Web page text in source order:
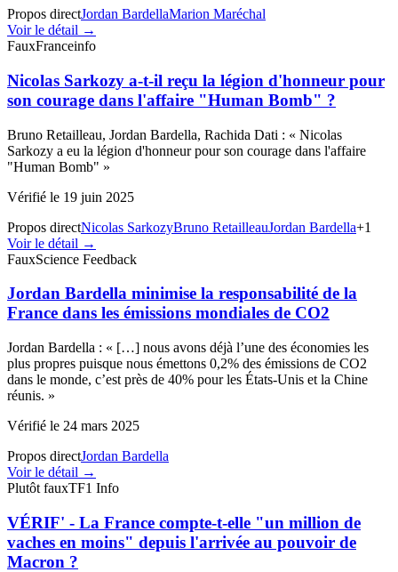
Propos directJordan BardellaMarion Maréchal
Voir le détail →
FauxFranceinfo
Nicolas Sarkozy a-t-il reçu la légion d'honneur pour
son courage dans l'affaire "Human Bomb" ?
Bruno Retailleau, Jordan Bardella, Rachida Dati : « Nicolas
Sarkozy a eu la légion d'honneur pour son courage dans l'affaire
"Human Bomb" »
Vérifié le 19 juin 2025
Propos directNicolas SarkozyBruno RetailleauJordan Bardella+1
Voir le détail →
FauxScience Feedback
Jordan Bardella minimise la responsabilité de la
France dans les émissions mondiales de CO2
Jordan Bardella : « […] nous avons déjà l’une des économies les
plus propres puisque nous émettons 0,2% des émissions de CO2
dans le monde, c’est près de 40% pour les États-Unis et la Chine
réunis. »
Vérifié le 24 mars 2025
Propos directJordan Bardella
Voir le détail →
Plutôt fauxTF1 Info
VÉRIF' - La France compte-t-elle "un million de
vaches en moins" depuis l'arrivée au pouvoir de
Macron ?